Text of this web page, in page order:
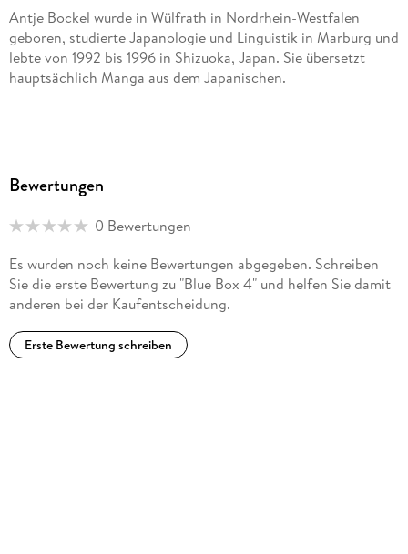
Antje Bockel wurde in Wülfrath in Nordrhein-Westfalen
geboren, studierte Japanologie und Linguistik in Marburg und
lebte von 1992 bis 1996 in Shizuoka, Japan. Sie übersetzt
hauptsächlich Manga aus dem Japanischen.
Bewertungen
0 Bewertungen
Es wurden noch keine Bewertungen abgegeben. Schreiben
Sie die erste Bewertung zu "Blue Box 4" und helfen Sie damit
anderen bei der Kaufentscheidung.
Erste Bewertung schreiben